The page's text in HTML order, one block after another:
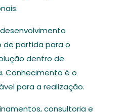
de partida para o
dentro de
Conhecimento é o
para a realização.
consultoria e